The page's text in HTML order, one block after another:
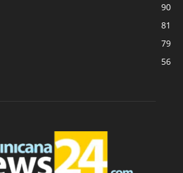
90
81
79
56